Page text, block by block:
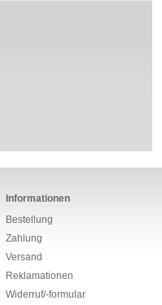
Informationen
Bestellung
Zahlung
Versand
Reklamationen
Widerruf/-formular